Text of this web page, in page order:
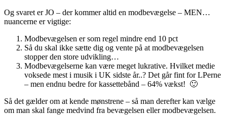
Og svaret er JO – der kommer altid en modbevægelse – MEN…
nuancerne er vigtige:
Modbevægelsen er som regel mindre end 10 pct
Så du skal ikke sætte dig og vente på at modbevægelsen
stopper den store udvikling…
Modbevægelserne kan være meget lukrative. Hvilket medie
voksede mest i musik i UK sidste år..? Det går fint for LPerne
– men endnu bedre for kassettebånd – 64% vækst! 🙂
Så det gælder om at kende mønstrene – så man derefter kan vælge
om man skal fange medvind fra bevægelsen eller modbevægelsen.